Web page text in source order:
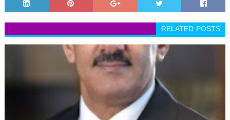
RELATED POSTS